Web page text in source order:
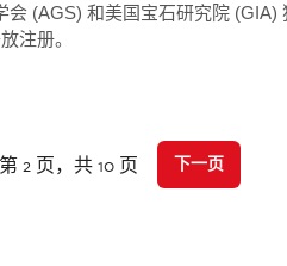
会 (AGS) 和美国宝石研究院
注册。
第 2 页，共 10 页 下一页